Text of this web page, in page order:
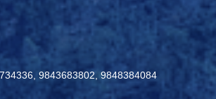
9843683802, 9848384084